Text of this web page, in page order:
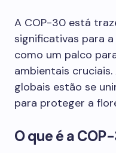
A COP-30 está
significativas para
como um palco
ambientais
globais estão se
para proteger a
O que é a